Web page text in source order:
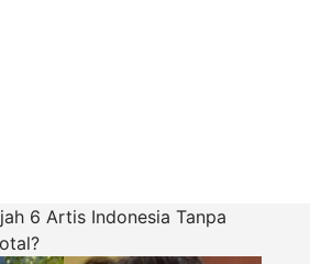
6 Artis Indonesia Tanpa